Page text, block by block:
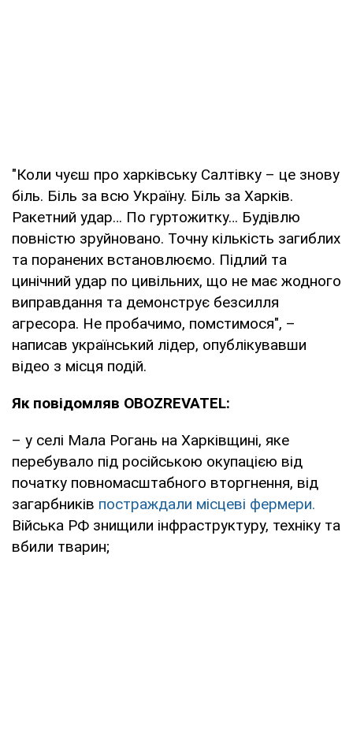
"Коли чуєш про харківську Салтівку – це знову
біль. Біль за всю Україну. Біль за Харків.
Ракетний удар… По гуртожитку… Будівлю
повністю зруйновано. Точну кількість загиблих
та поранених встановлюємо. Підлий та
цинічний удар по цивільних, що не має жодного
виправдання та демонструє безсилля
агресора. Не пробачимо, помстимося", –
написав український лідер, опублікувавши
відео з місця подій.
Як повідомляв OBOZREVATEL:
– у селі Мала Рогань на Харківщині, яке
перебувало під російською окупацією від
початку повномасштабного вторгнення, від
загарбників постраждали місцеві фермери.
Війська РФ знищили інфраструктуру, техніку та
вбили тварин;